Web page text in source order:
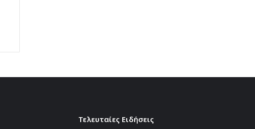
Τελευταίες Ειδήσεις